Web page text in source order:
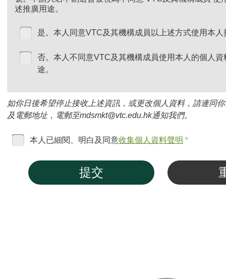
述推廣用途。
是。本人同意VTC及其機構成員以上述方式使用本
否。本人不同意VTC及其機構成員使用本人的個人
途。
如你日後希望停止接收上述資訊，或更改個人資料，請連同
及電郵地址，電郵至mdsmkt@vtc.edu.hk通知我們。
本人已細閱、明白及同意收集個人資料聲明 *
提交